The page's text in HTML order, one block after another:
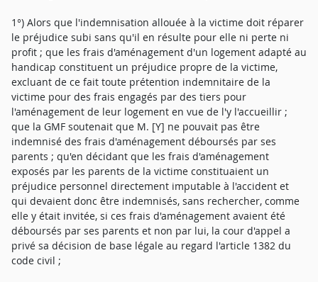
1°) Alors que l'indemnisation allouée à la victime doit réparer
le préjudice subi sans qu'il en résulte pour elle ni perte ni
profit ; que les frais d'aménagement d'un logement adapté au
handicap constituent un préjudice propre de la victime,
excluant de ce fait toute prétention indemnitaire de la
victime pour des frais engagés par des tiers pour
l'aménagement de leur logement en vue de l'y l'accueillir ;
que la GMF soutenait que M. [Y] ne pouvait pas être
indemnisé des frais d'aménagement déboursés par ses
parents ; qu'en décidant que les frais d'aménagement
exposés par les parents de la victime constituaient un
préjudice personnel directement imputable à l'accident et
qui devaient donc être indemnisés, sans rechercher, comme
elle y était invitée, si ces frais d'aménagement avaient été
déboursés par ses parents et non par lui, la cour d'appel a
privé sa décision de base légale au regard l'article 1382 du
code civil ;